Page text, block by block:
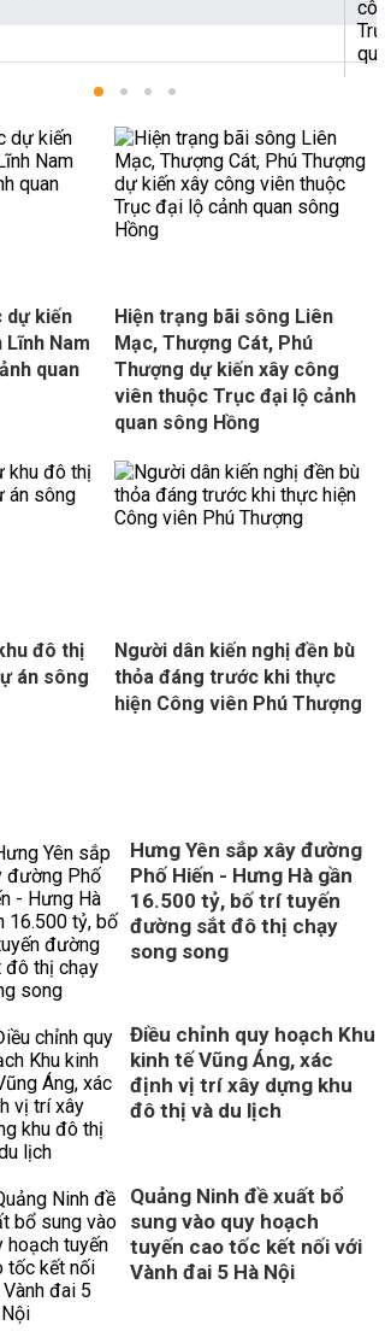
dự kiến
Nam
quan
Hiện trạng bãi sông Liên
Mạc, Thượng Cát, Phú
Thượng dự kiến xây công
viên thuộc Trục đại lộ cảnh
quan sông Hồng
đô thị
án sông
Người dân kiến nghị đền bù
thỏa đáng trước khi thực
hiện Công viên Phú Thượng
Hưng Yên sắp xây đường
Phố Hiến - Hưng Hà gần
16.500 tỷ, bố trí tuyến
đường sắt đô thị chạy
song song
Điều chỉnh quy hoạch Khu
kinh tế Vũng Áng, xác
định vị trí xây dựng khu
đô thị và du lịch
Quảng Ninh đề xuất bổ
sung vào quy hoạch
tuyến cao tốc kết nối với
Vành đai 5 Hà Nội